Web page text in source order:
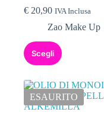
€ 20,90 IVA Inclusa
Zao Make Up
Scegli
ESAURITO